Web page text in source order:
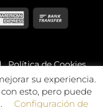
Política de Cookies
los derechos
su experiencia.
esto, pero puede
Configuración de